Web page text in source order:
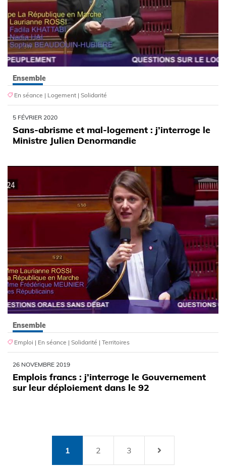
Ensemble
En séance | Logement |Solidarité
5 FÉVRIER 2020
Sans-abrisme et mal-logement : j’interroge le
Ministre Julien Denormandie
Ensemble
Emploi | En séance |Solidarité |Territoires
26 NOVEMBRE 2019
Emplois francs : j’interroge le Gouvernement
sur leur déploiement dans le 92
1 2 3